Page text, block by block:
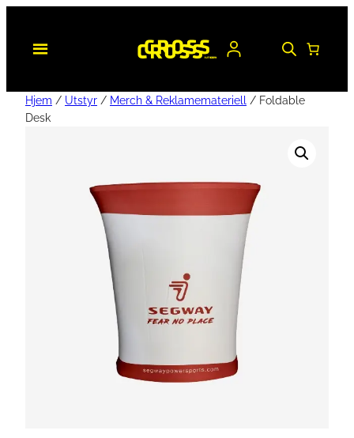
Hjem / Utstyr / Merch & Reklamemateriell
/ Foldable
Desk